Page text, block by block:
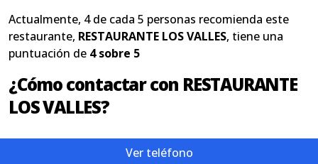
Actualmente, 4 de cada 5 personas recomienda este
restaurante, RESTAURANTE LOS VALLES, tiene una
puntuación de 4 sobre 5
¿Cómo contactar con RESTAURANTE
LOS VALLES?
Ver teléfono